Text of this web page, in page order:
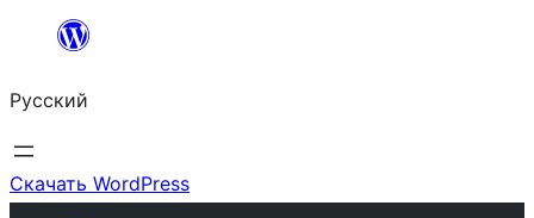
Перейти
содержимому
Русский
Скачать WordPress